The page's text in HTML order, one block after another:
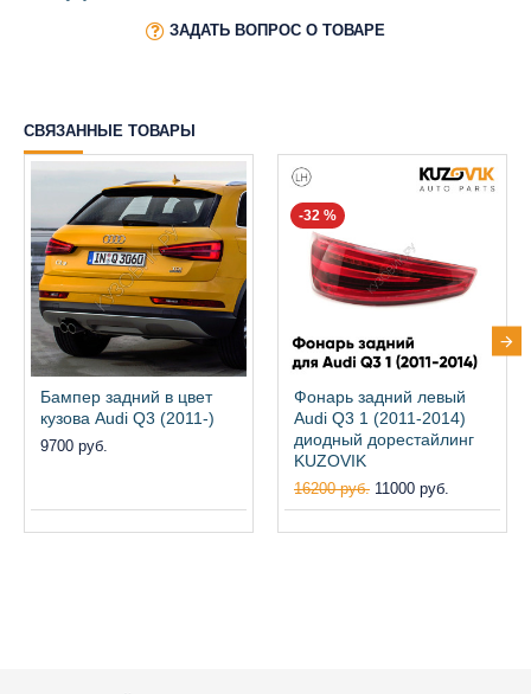
ЗАДАТЬ ВОПРОС О ТОВАРЕ
СВЯЗАННЫЕ ТОВАРЫ
Бампер задний в цвет
кузова Audi Q3 (2011-)
9700 руб.
-32 %
Фонарь задний левый
Audi Q3 1 (2011-2014)
диодный дорестайлинг
KUZOVIK
16200 руб. 11000 руб.